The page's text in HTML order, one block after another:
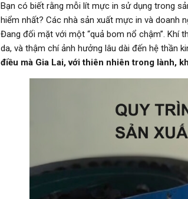
Bạn có biết rằng mỗi lít mực in sử dụng trong
hiểm nhất? Các nhà sản xuất mực in và doanh
Đang đối mặt với một “quả bom nổ chậm”. Khí
da, và thậm chí ảnh hưởng lâu dài đến hệ thần
điều mà Gia Lai, với thiên nhiên trong lành,